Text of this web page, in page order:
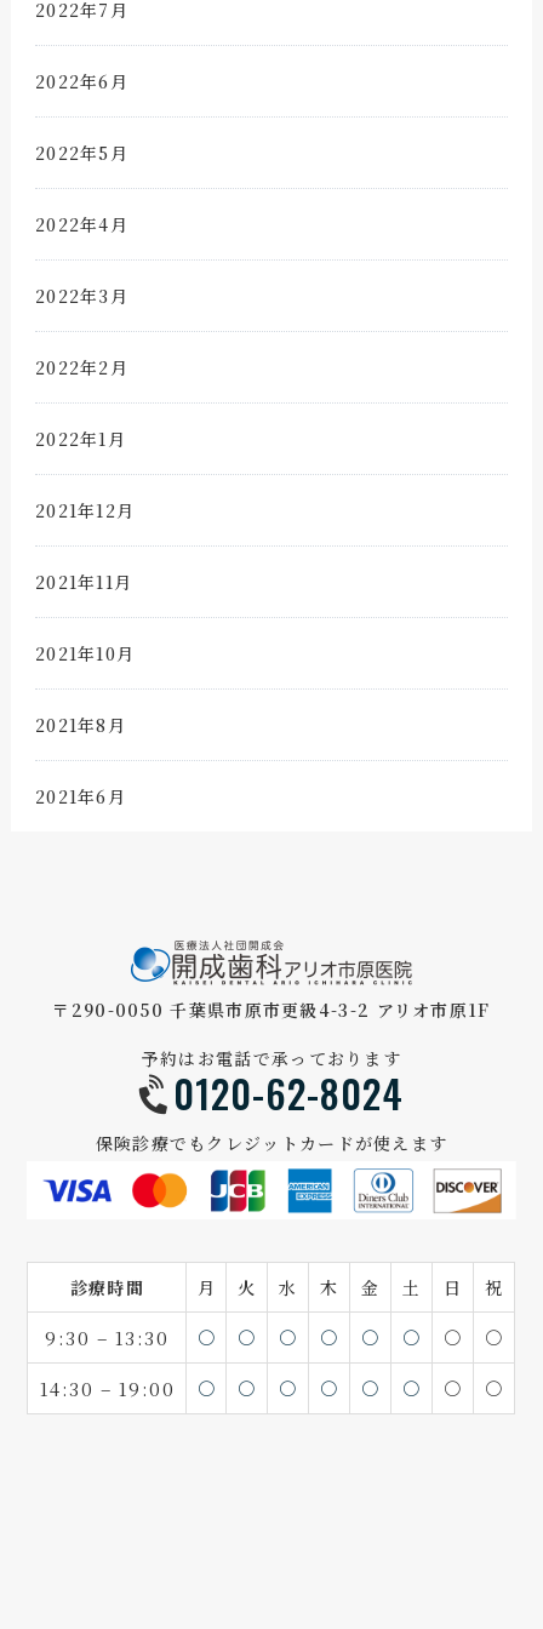
2022年7月
2022年6月
2022年5月
2022年4月
2022年3月
2022年2月
2022年1月
2021年12月
2021年11月
2021年10月
2021年8月
2021年6月
〒290-0050 千葉県市原市更級4-3-2 アリオ市原1F
予約はお電話で承っております
0120-62-8024
保険診療でもクレジットカードが使えます
診療時間 月 火 水 木 金 土 日 祝
9:30 – 13:30 〇 〇 〇 〇 〇 〇 〇 〇
14:30 – 19:00 〇 〇 〇 〇 〇 〇 〇 〇